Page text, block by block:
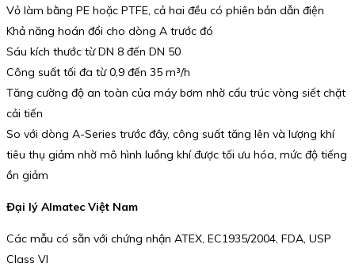
Vỏ làm bằng PE hoặc PTFE, cả hai đều có phiên bản dẫn điện
Khả năng hoán đổi cho dòng A trước đó
Sáu kích thước từ DN 8 đến DN 50
Công suất tối đa từ 0,9 đến 35 m³/h
Tăng cường độ an toàn của máy bơm nhờ cấu trúc vòng siết chặt
cải tiến
So với dòng A-Series trước đây, công suất tăng lên và lượng khí
tiêu thụ giảm nhờ mô hình luồng khí được tối ưu hóa, mức độ tiếng
ồn giảm
Đại lý Almatec Việt Nam
Các mẫu có sẵn với chứng nhận ATEX, EC1935/2004, FDA, USP
Class VI